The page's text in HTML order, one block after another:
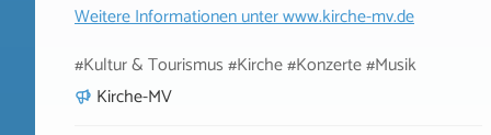
Weitere Informationen unterwww.kirche-mv.de
#Kultur & Tourismus #Kirche #Konzerte #Musik
Kirche-MV